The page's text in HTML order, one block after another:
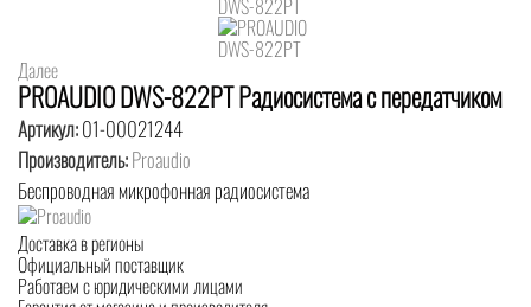
Далее
PROAUDIO DWS-822PT Радиосистема с передатчиком
Артикул:01-00021244
Производитель:Proaudio
Беспроводная микрофонная радиосистема
Доставка в регионы
Официальный поставщик
Работаем с юридическими лицами